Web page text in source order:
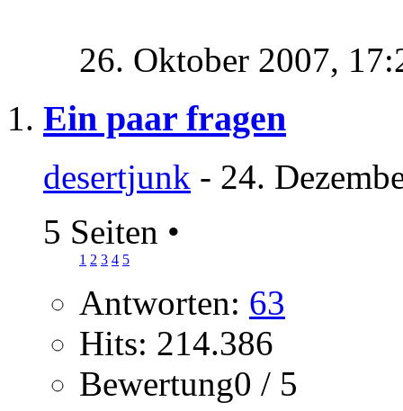
26. Oktober 2007,
Ein paar fragen
desertjunk - 24.
5 Seiten •
1 2 3 4 5
Antworten: 63
Hits: 214.386
Bewertung0 / 5